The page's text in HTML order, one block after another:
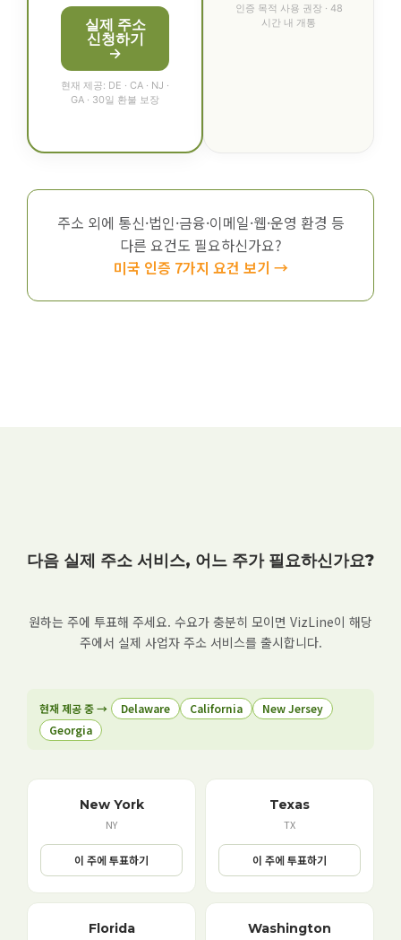
실제 주소
신청하기
→
현재 제공: DE · CA · NJ ·
GA · 30일 환불 보장
인증 목적 사용 권장 · 48
시간 내 개통
주소 외에 통신·법인·금융·이메일·웹·운영 환경 등
다른 요건도 필요하신가요?
미국 인증 7가지 요건 보기 →
다음 실제 주소 서비스, 어느 주가 필요하신가요?
원하는 주에 투표해 주세요. 수요가 충분히 모이면 VizLine이 해당
주에서 실제 사업자 주소 서비스를 출시합니다.
현재 제공 중 → Delaware California
New Jersey
Georgia
New York
NY
이 주에 투표하기
Texas
TX
이 주에 투표하기
Florida Washington